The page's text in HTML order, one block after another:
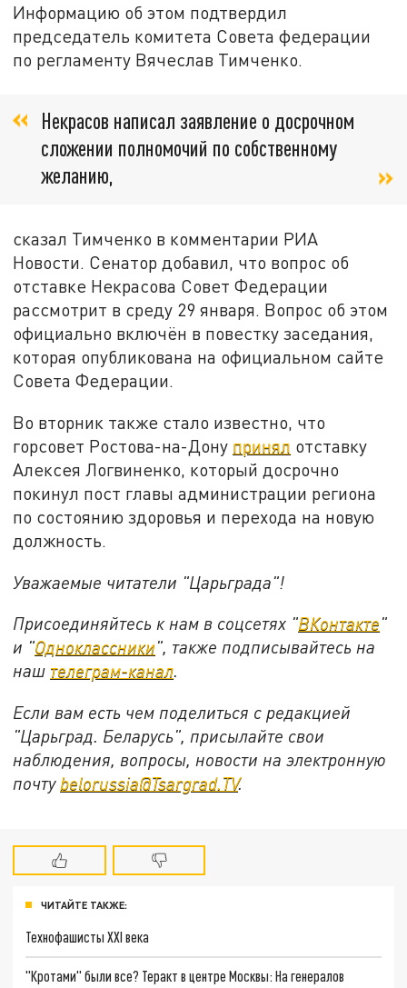
Информацию об этом подтвердил
председатель комитета Совета федерации
по регламенту Вячеслав Тимченко.
Некрасов написал заявление о досрочном
сложении полномочий по собственному
желанию,
сказал Тимченко в комментарии РИА
Новости. Сенатор добавил, что вопрос об
отставке Некрасова Совет Федерации
рассмотрит в среду 29 января. Вопрос об этом
официально включён в повестку заседания,
которая опубликована на официальном сайте
Совета Федерации.
Во вторник также стало известно, что
горсовет Ростова-на-Дону принял отставку
Алексея Логвиненко, который досрочно
покинул пост главы администрации региона
по состоянию здоровья и перехода на новую
должность.
Уважаемые читатели "Царьграда"!
Присоединяйтесь к нам в соцсетях "ВКонтакте"
и "Одноклассники", также подписывайтесь на
наш телеграм-канал.
Если вам есть чем поделиться с редакцией
"Царьград. Беларусь", присылайте свои
наблюдения, вопросы, новости на электронную
почту belorussia@Tsargrad.TV.
ЧИТАЙТЕ ТАКЖЕ:
Технофашисты XXI века
"Кротами" были все? Теракт в центре Москвы: На генералов